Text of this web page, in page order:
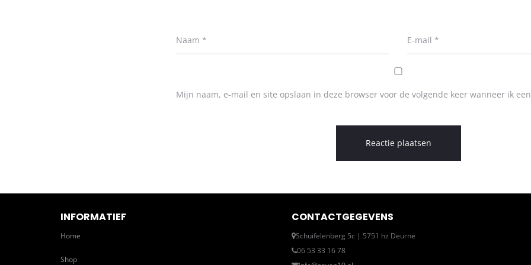
Naam * E-mail *
Mijn naam, e-mail en site opslaan in deze browser voor de volgende keer wanneer ik
INFORMATIEF
Home
Shop
CONTACTGEGEVENS
Schuifelenberg 5c | 5751 hz Deurne
06 53 33 16 78